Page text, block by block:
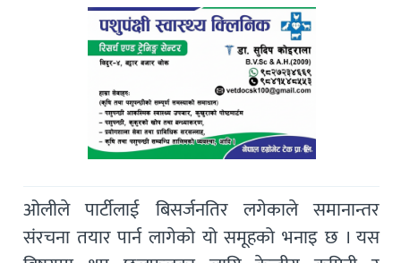
ओलीले पार्टीलाई बिसर्जनतिर लगेकाले समानान्तर
संरचना तयार पार्न लागेको यो समूहको भनाइ छ । यस